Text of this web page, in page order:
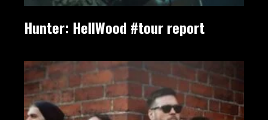
Hunter: HellWood #tour report